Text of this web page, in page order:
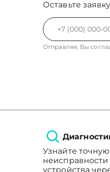
Оставьте
Отправляя, Вы
Узнайте
устройства